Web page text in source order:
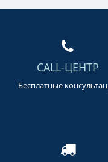
CALL-ЦЕНТР
Бесплатные